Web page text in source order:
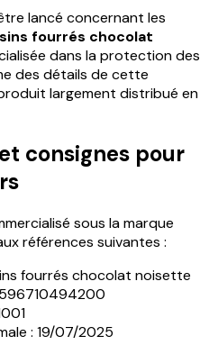
lancé concernant les
fourrés chocolat
dans la protection des
des détails de cette
largement distribué en
consignes pour
sous la marque
références suivantes :
fourrés chocolat noisette
: 19/07/2025